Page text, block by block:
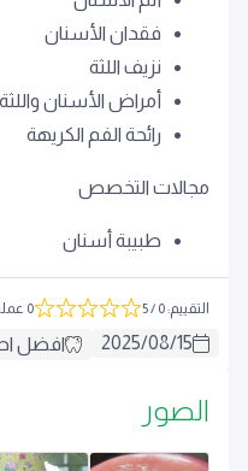
فقدان الأسنان
نزيف اللثة
أمراض الأسنان واللثة
رائحة الفم الكريهة
مجالات التخصص
طبيبة أسنان
التقييم:
0
/ 5 0 عملية تقييم
2025/08/15 افضل
الصور